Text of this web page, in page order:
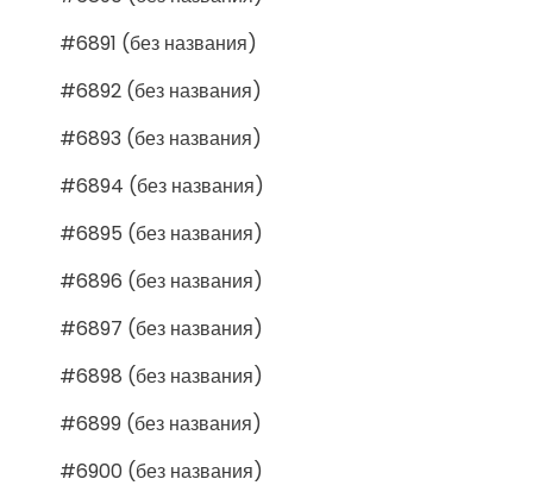
#6891 (без названия)
#6892 (без названия)
#6893 (без названия)
#6894 (без названия)
#6895 (без названия)
#6896 (без названия)
#6897 (без названия)
#6898 (без названия)
#6899 (без названия)
#6900 (без названия)